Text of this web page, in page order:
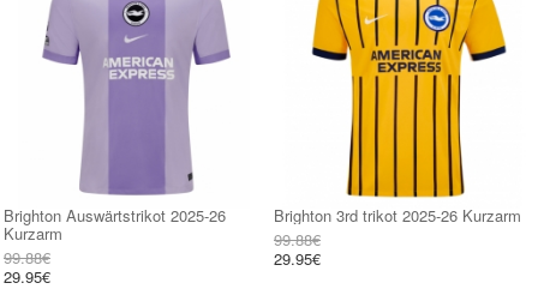
Brighton Auswärtstrikot 2025-26
Kurzarm
99.88€
29.95€
Brighton 3rd trikot 2025-26 Kurzarm
99.88€
29.95€